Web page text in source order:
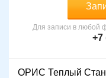
Для записи в любой
+7
ОРИС Теплый Стан